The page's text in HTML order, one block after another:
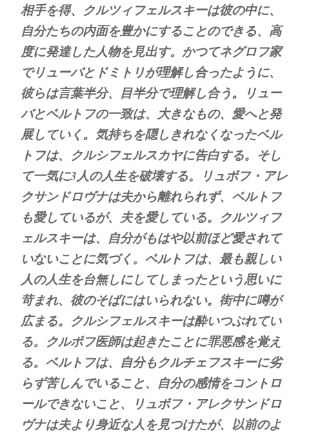
相手を得、クルツィフェルスキーは彼の中に、
自分たちの内面を豊かにすることのできる、高
度に発達した人物を見出す。かつてネグロフ家
でリューバとドミトリが理解し合ったように、
彼らは言葉半分、目半分で理解し合う。リュー
バとベルトフの一致は、大きなもの、愛へと発
展していく。気持ちを隠しきれなくなったベル
トフは、クルシフェルスカヤに告白する。そし
て一気に3人の人生を破壊する。リュボフ・アレ
クサンドロヴナは夫から離れられず、ベルトフ
も愛しているが、夫を愛している。クルツィフ
ェルスキーは、自分がもはや以前ほど愛されて
いないことに気づく。ベルトフは、最も親しい
人の人生を台無しにしてしまったという思いに
苛まれ、彼のそばにはいられない。街中に噂が
広まる。クルシフェルスキーは酔いつぶれてい
る。クルポフ医師は起きたことに罪悪感を覚え
る。ベルトフは、自分もクルチェフスキーに劣
らず苦しんでいること、自分の感情をコントロ
ールできないこと、リュボフ・アレクサンドロ
ヴナは夫より身近な人を見つけたが、以前のよ